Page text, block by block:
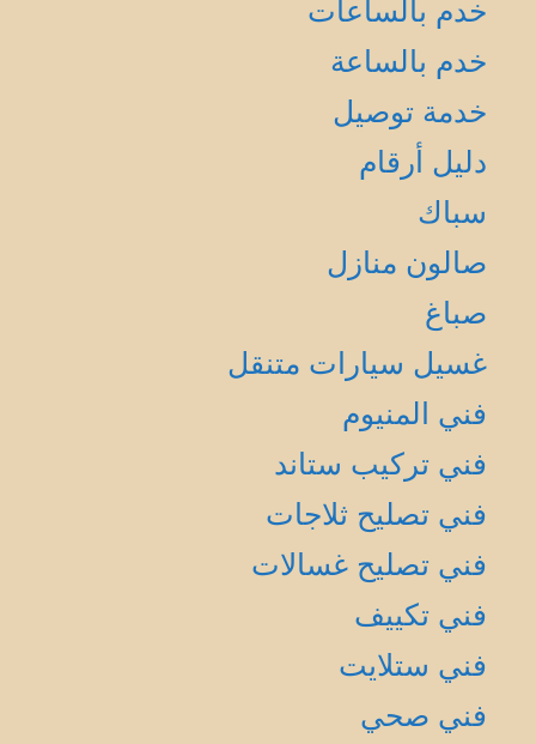
خدم بالساعات
خدم بالساعة
خدمة توصيل
دليل أرقام
سباك
صالون منازل
صباغ
غسيل سيارات متنقل
فني المنيوم
فني تركيب ستاند
فني تصليح ثلاجات
فني تصليح غسالات
فني تكييف
فني ستلايت
فني صحي